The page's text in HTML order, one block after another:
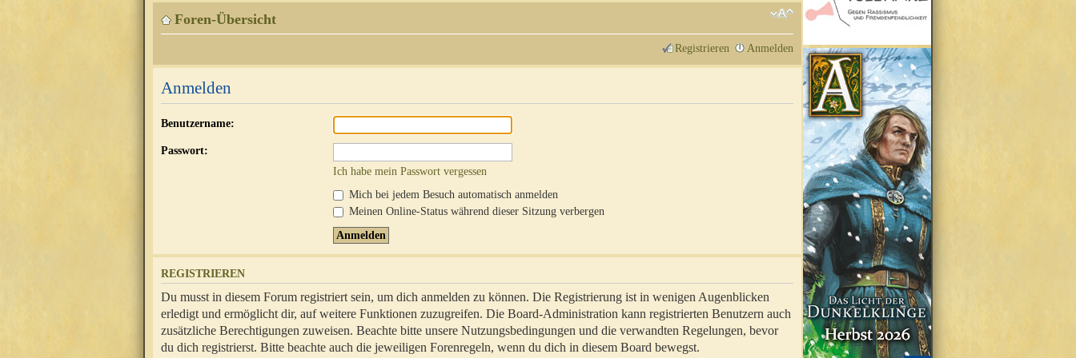
Foren-Übersicht
Registrieren Anmelden
Anmelden
Benutzername:
Passwort:
Ich habe mein Passwort vergessen
Mich bei jedem Besuch automatisch anmelden
Meinen Online-Status während dieser Sitzung verbergen
REGISTRIEREN
Du musst in diesem Forum registriert sein, um dich anmelden zu können. Die Registrierung ist in wenigen Augenblicken
erledigt und ermöglicht dir, auf weitere Funktionen zuzugreifen. Die Board-Administration kann registrierten Benutzern auch
zusätzliche Berechtigungen zuweisen. Beachte bitte unsere Nutzungsbedingungen und die verwandten Regelungen, bevor
du dich registrierst. Bitte beachte auch die jeweiligen Forenregeln, wenn du dich in diesem Board bewegst.